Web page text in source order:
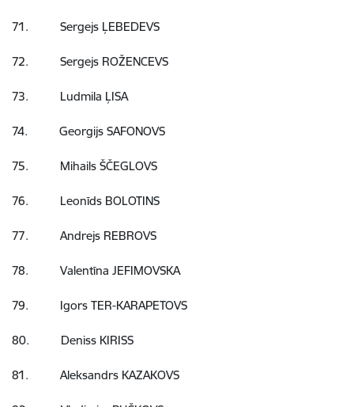
71. Sergejs ĻEBEDEVS
72. Sergejs ROŽENCEVS
73. Ludmila ĻISA
74. Georgijs SAFONOVS
75. Mihails ŠČEGLOVS
76. Leonīds BOLOTINS
77. Andrejs REBROVS
78. Valentīna JEFIMOVSKA
79. Igors TER-KARAPETOVS
80. Deniss KIRISS
81. Aleksandrs KAZAKOVS